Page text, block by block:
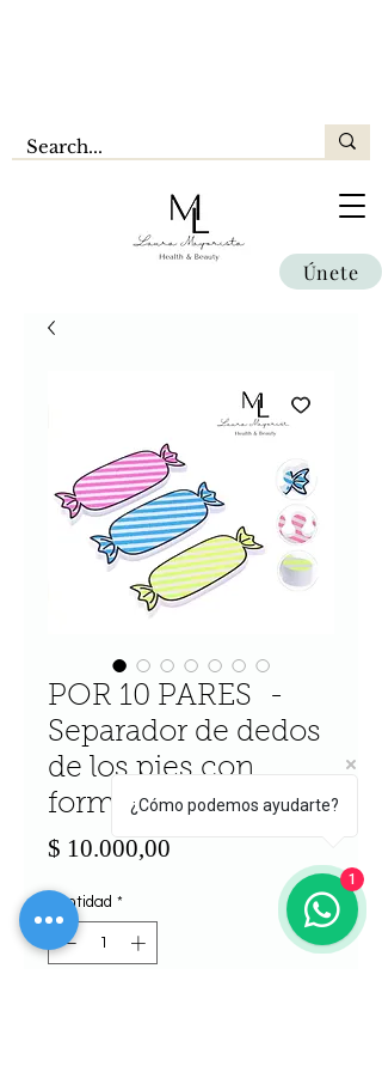
Únete
POR 10 PARES -
Separador de dedos
de los pies con
forma de caramelo
$ 10.000,00
Cantidad *
¿Cómo podemos ayudarte?
1